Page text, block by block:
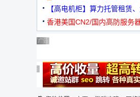
【高电机柜】算力托管租赁
机
香港美国CN2/国内高防服务
广告 商业广告，理性选择
广告 商业广告，理性选择
广告 商业广告，理性选择
广告 商业广告，理性选择
广告 商业广告，理性选择
广告 商业广告，理性选择
广告 商业广告，理性选择